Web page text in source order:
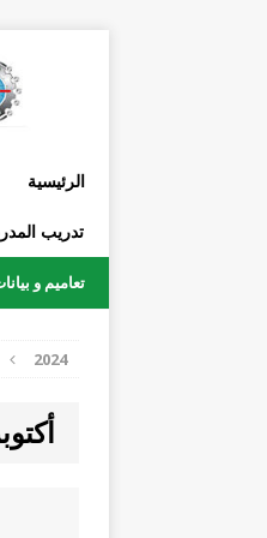
الرئيسية
تدريب
تعاميم و
2024
أكتوبر